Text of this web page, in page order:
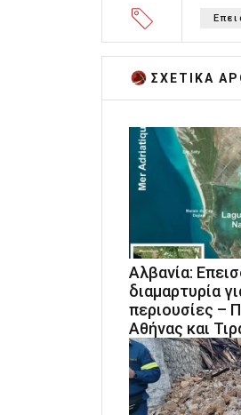
ΣΧΕΤΙΚA
Αλβανία:
διαμαρτυρία
περιουσίες –
Αθήνας και